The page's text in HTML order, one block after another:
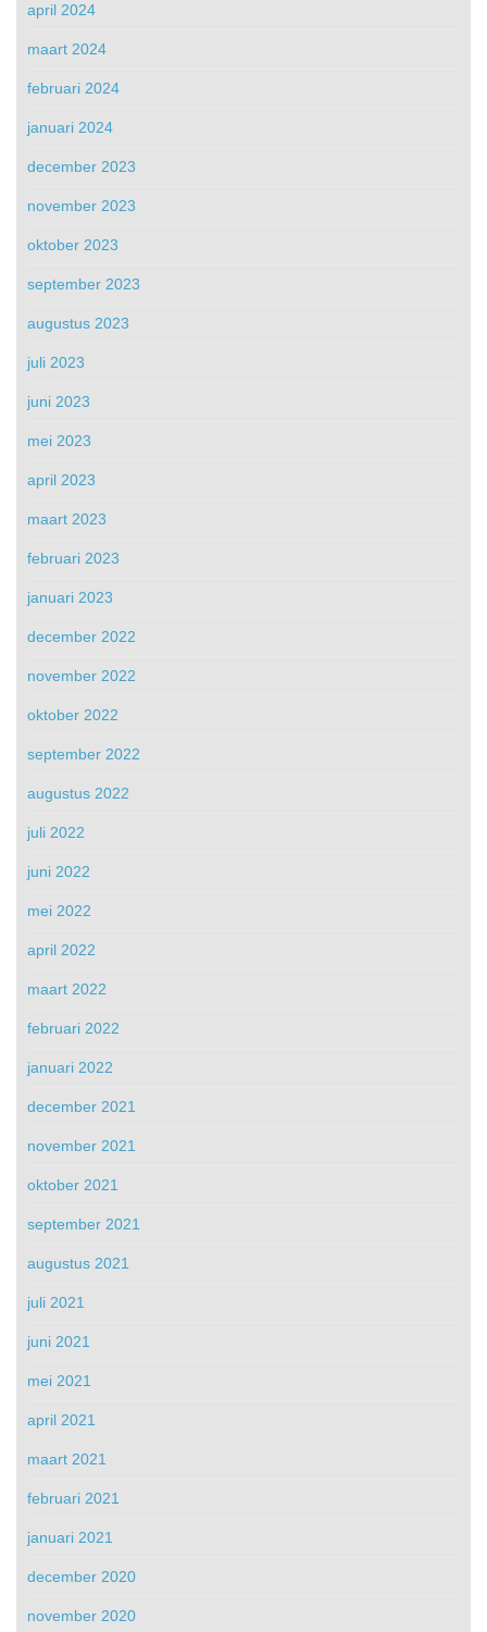
april 2024
maart 2024
februari 2024
januari 2024
december 2023
november 2023
oktober 2023
september 2023
augustus 2023
juli 2023
juni 2023
mei 2023
april 2023
maart 2023
februari 2023
januari 2023
december 2022
november 2022
oktober 2022
september 2022
augustus 2022
juli 2022
juni 2022
mei 2022
april 2022
maart 2022
februari 2022
januari 2022
december 2021
november 2021
oktober 2021
september 2021
augustus 2021
juli 2021
juni 2021
mei 2021
april 2021
maart 2021
februari 2021
januari 2021
december 2020
november 2020